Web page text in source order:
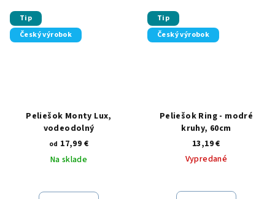
Tip
Český výrobok
Peliešok Monty Lux,
vodeodolný
od 17,99 €
Na sklade
Tip
Český výrobok
Peliešok Ring - modré
kruhy, 60cm
13,19 €
Vypredané